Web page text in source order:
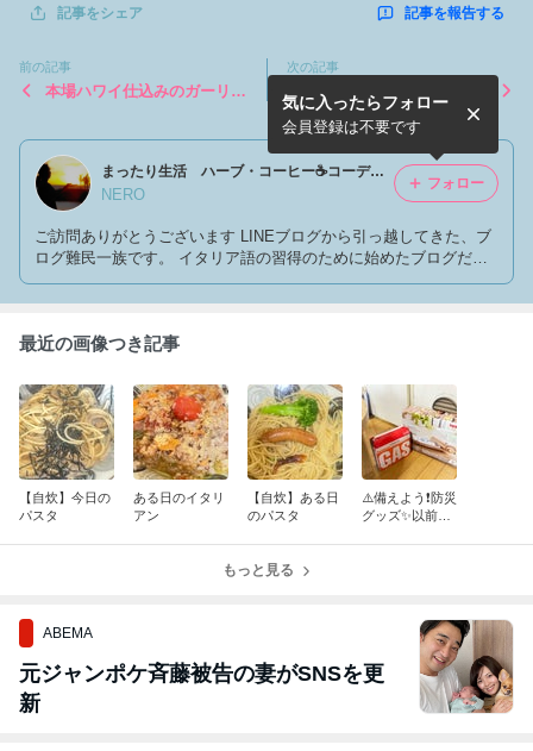
記事をシェア 記事を報告する
前の記事
本場ハワイ仕込みのガーリッ
次の記事
【ポイ活】比較的、効率が良
いと思ったポイ活アプリ✌️
まったり生活 ハーブ・コーヒー☕️コーディネーターNERO
NERO
ご訪問ありがとうございます LINEブログから引っ越してきた、ブ
ログ難民一族です。 イタリア語の習得のために始めたブログだけ
ど、今ではいろいろ書いています。楽しんでいってくださいねっ
Grazie
気に入ったらフォロー
会員登録は不要です
フォロー
最近の画像つき記事
【自炊】今日の
パスタ
ある日のイタリ
アン
【自炊】ある日
のパスタ
⚠️備えよう❗️防災
グッズ✨以前か
もっと見る
ABEMA
元ジャンポケ斉藤被告の妻がSNSを更
新